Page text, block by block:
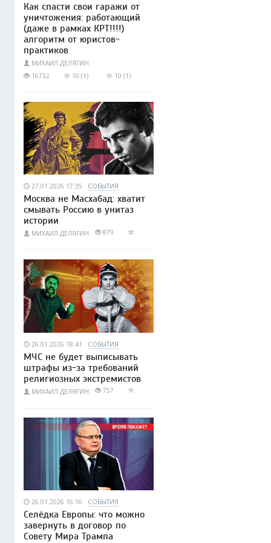
Как спасти свои гаражи от
уничтожения: работающий
(даже в рамках КРТ!!!!)
алгоритм от юристов-
практиков
МИХАИЛ ДЕЛЯГИН
16732
10 (1) 10 (1)
27.01.2026 17:35 СОБЫТИЯ
Москва не Масхабад: хватит
смывать Россию в унитаз
истории
МИХАИЛ ДЕЛЯГИН 879
26.01.2026 18:41 СОБЫТИЯ
МЧС не будет выписывать
штрафы из-за требований
религиозных экстремистов
МИХАИЛ ДЕЛЯГИН 757
26.01.2026 16:16 СОБЫТИЯ
Селёдка Европы: что можно
завернуть в договор по
Совету Мира Трампа